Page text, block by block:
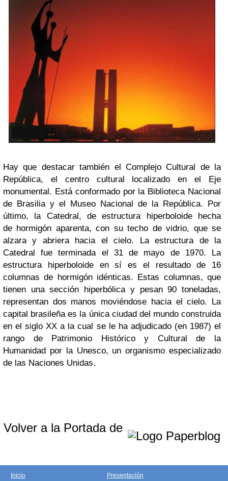
Hay que destacar también el Complejo Cultural de la
República, el centro cultural localizado en el Eje
monumental. Está conformado por la Biblioteca Nacional
de Brasilia y el Museo Nacional de la República. Por
último, la Catedral, de estructura hiperboloide hecha
de hormigón aparenta, con su techo de vidrio, que se
alzara y abriera hacia el cielo. La estructura de la
Catedral fue terminada el 31 de mayo de 1970. La
estructura hiperboloide en sí es el resultado de 16
columnas de hormigón idénticas. Estas columnas, que
tienen una sección hiperbólica y pesan 90 toneladas,
representan dos manos moviéndose hacia el cielo. La
capital brasileña es la única ciudad del mundo construida
en el siglo XX a la cual se le ha adjudicado (en 1987) el
rango de Patrimonio Histórico y Cultural de la
Humanidad por la Unesco, un organismo especializado
de las Naciones Unidas.
Volver a la Portada de
Inicio
Presentación